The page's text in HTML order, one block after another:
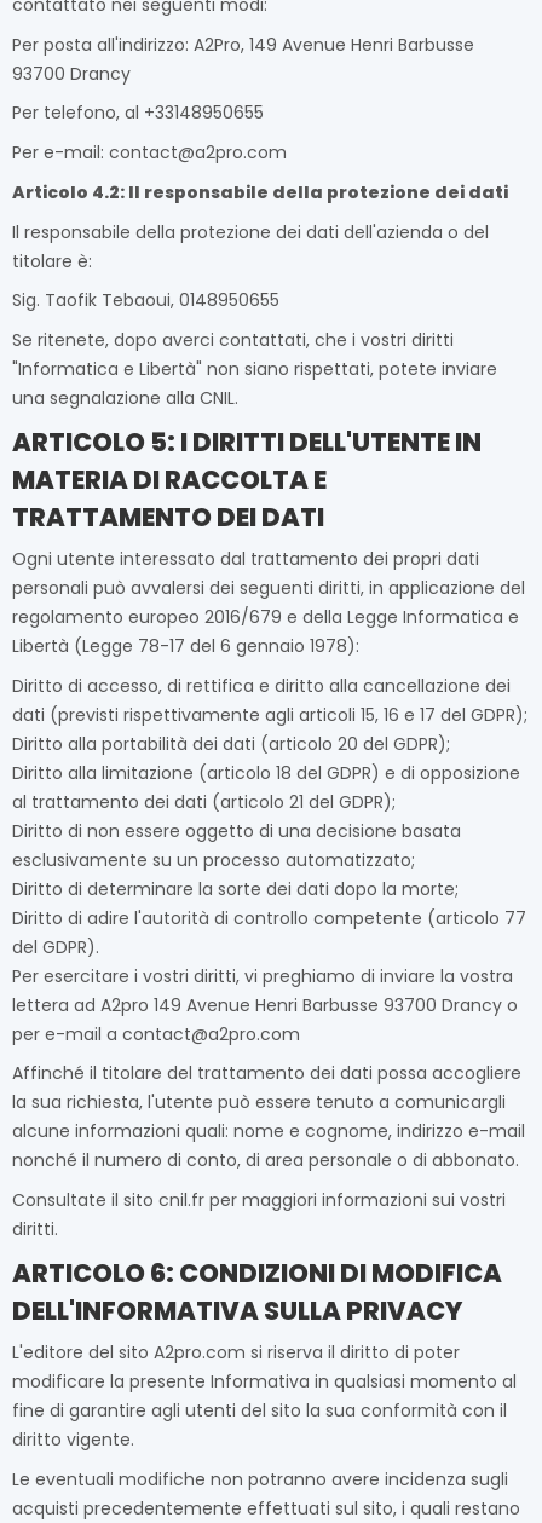
Per posta all'indirizzo: A2Pro, 149 Avenue Henri Barbusse
93700 Drancy
Per telefono, al +33148950655
Per e-mail: contact@a2pro.com
Articolo 4.2: Il responsabile della protezione dei dati
Il responsabile della protezione dei dati dell'azienda o del
titolare è:
Sig. Taofik Tebaoui, 0148950655
Se ritenete, dopo averci contattati, che i vostri diritti
"Informatica e Libertà" non siano rispettati, potete inviare
una segnalazione alla CNIL.
ARTICOLO 5: I DIRITTI DELL'UTENTE IN
MATERIA DI RACCOLTA E
TRATTAMENTO DEI DATI
Ogni utente interessato dal trattamento dei propri dati
personali può avvalersi dei seguenti diritti, in applicazione del
regolamento europeo 2016/679 e della Legge Informatica e
Libertà (Legge 78-17 del 6 gennaio 1978):
Diritto di accesso, di rettifica e diritto alla cancellazione dei
dati (previsti rispettivamente agli articoli 15, 16 e 17 del GDPR);
Diritto alla portabilità dei dati (articolo 20 del GDPR);
Diritto alla limitazione (articolo 18 del GDPR) e di opposizione
al trattamento dei dati (articolo 21 del GDPR);
Diritto di non essere oggetto di una decisione basata
esclusivamente su un processo automatizzato;
Diritto di determinare la sorte dei dati dopo la morte;
Diritto di adire l'autorità di controllo competente (articolo 77
del GDPR).
Per esercitare i vostri diritti, vi preghiamo di inviare la vostra
lettera ad A2pro 149 Avenue Henri Barbusse 93700 Drancy o
per e-mail a contact@a2pro.com
Affinché il titolare del trattamento dei dati possa accogliere
la sua richiesta, l'utente può essere tenuto a comunicargli
alcune informazioni quali: nome e cognome, indirizzo e-mail
nonché il numero di conto, di area personale o di abbonato.
Consultate il sito cnil.fr per maggiori informazioni sui vostri
diritti.
ARTICOLO 6: CONDIZIONI DI MODIFICA
DELL'INFORMATIVA SULLA PRIVACY
L'editore del sito A2pro.com si riserva il diritto di poter
modificare la presente Informativa in qualsiasi momento al
fine di garantire agli utenti del sito la sua conformità con il
diritto vigente.
Le eventuali modifiche non potranno avere incidenza sugli
acquisti precedentemente effettuati sul sito, i quali restano